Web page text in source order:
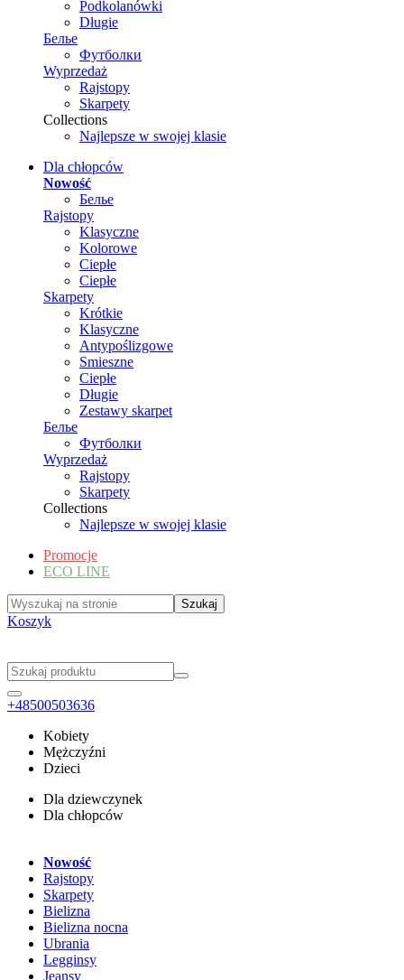
Podkolanówki
Długie
Белье
Футболки
Wyprzedaż
Rajstopy
Skarpety
Collections
Najlepsze w swojej klasie
Dla chłopców
Nowość
Белье
Rajstopy
Klasyczne
Kolorowe
Ciepłe
Ciepłe
Skarpety
Krótkie
Klasyczne
Antypoślizgowe
Smieszne
Ciepłe
Długie
Zestawy skarpet
Белье
Футболки
Wyprzedaż
Rajstopy
Skarpety
Collections
Najlepsze w swojej klasie
Promocje
ECO LINE
Koszyk
+48500503636
Kobiety
Mężczyźni
Dzieci
Dla dziewczynek
Dla chłopców
Nowość
Rajstopy
Skarpety
Bielizna
Bielizna nocna
Ubrania
Legginsy
Jeansy